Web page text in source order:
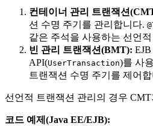
컨테이너 관리 트랜잭션
션 수명 주기를 관리합니다.
같은 주석을 사용하는 선언
빈 관리 트랜잭션(BMT):
API(UserTransaction)를 사
트랜잭션 수명 주기를 제어
선언적 트랜잭션 관리의 경우
코드 예제(Java EE/EJB):